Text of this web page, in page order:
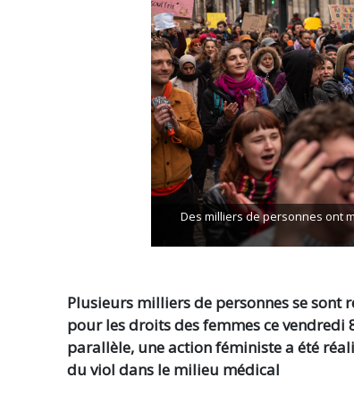
Des milliers de personnes ont
Plusieurs milliers de personnes se sont
pour les droits des femmes ce
parallèle, une action féministe a été
du viol dans le milieu médical